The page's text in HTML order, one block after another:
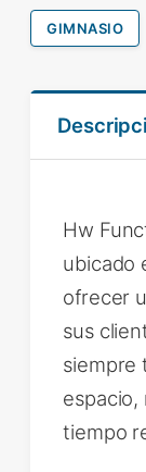
GIMNASIO
Hw
ubicado
ofrecer
sus
siempre
espacio,
tiempo